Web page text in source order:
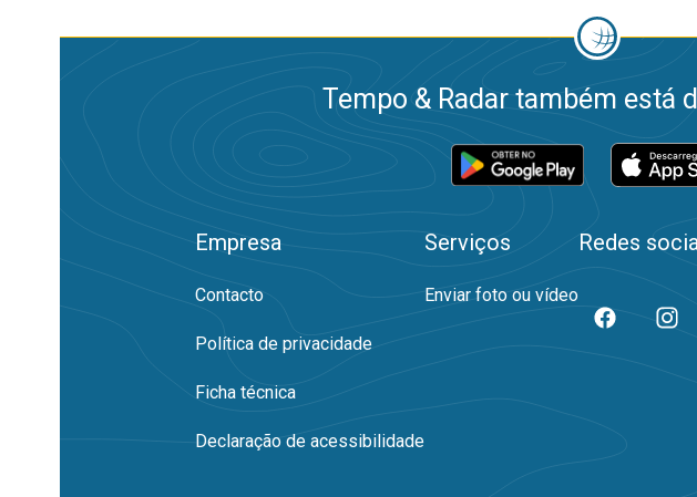
Tempo & Radar também está
Empresa
Contacto
Política de privacidade
Ficha técnica
Declaração de acessibilidade
Serviços
Enviar foto ou vídeo
Redes